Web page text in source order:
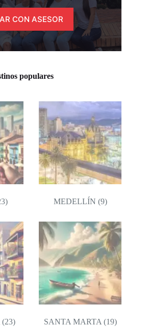
CON ASESOR
populares
MEDELLÍN (9)
(23) SANTA MARTA (19)